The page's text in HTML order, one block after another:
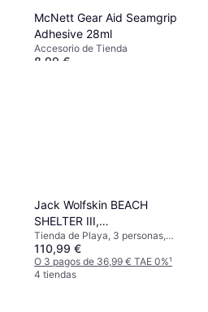
McNett Gear Aid Seamgrip
Adhesive 28ml
Accesorio de Tienda
8,99 €
Jack Wolfskin BEACH
SHELTER III,
3008141_5154_OS, Tienda
de campaña
Tienda de Playa, 3 personas,
Vestíbulo, Tienda 4 Estaciones,
Ventilación
110,99 €
O 3 pagos de 36,99 € TAE 0%¹
4 tiendas